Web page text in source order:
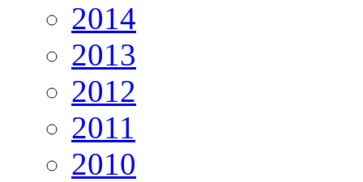
2014
2013
2012
2011
2010